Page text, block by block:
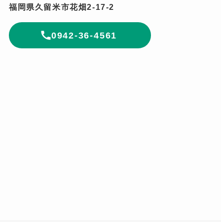
福岡県久留米市花畑2-17-2
0942-36-4561